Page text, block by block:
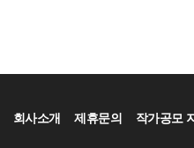
회사소개 제휴문의 작가공모